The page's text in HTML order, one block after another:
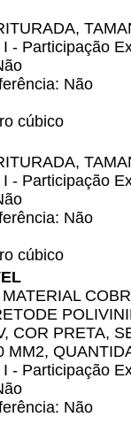
- Participação
Não
cúbico
- Participação
Não
cúbico
COR PRETA,
MM2,
- Participação
Não